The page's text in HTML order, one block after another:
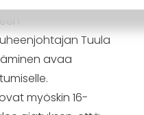
Tuula
avaa
myöskin 16-